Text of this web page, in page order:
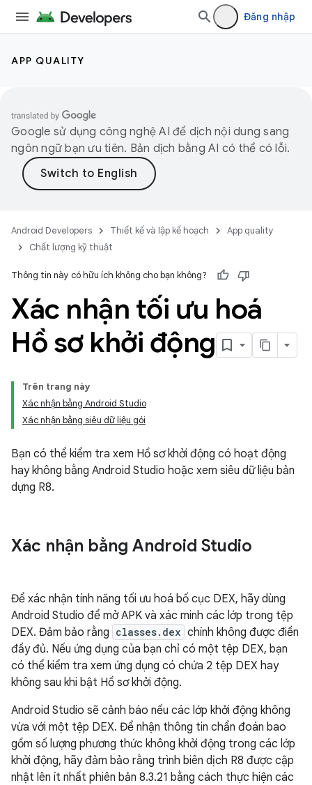
Đăng nhập
APP QUALITY
Google sử dụng công nghệ AI để dịch nội dung sang
ngôn ngữ bạn ưu tiên. Bản dịch bằng AI có thể có lỗi.
Android Developers Thiết kế và lập kế hoạch
App quality
Chất lượng kỹ thuật
Thông tin này có hữu ích không cho bạn không?
Xác nhận tối ưu hoá
Hồ sơ khởi động
Trên trang này
Xác nhận bằng Android Studio
Xác nhận bằng siêu dữ liệu gói
Bạn có thể kiểm tra xem Hồ sơ khởi động có hoạt động
hay không bằng Android Studio hoặc xem siêu dữ liệu bản
dựng R8.
Xác nhận bằng Android Studio
Để xác nhận tính năng tối ưu hoá bố cục DEX, hãy dùng
Android Studio để mở APK và xác minh các lớp trong tệp
DEX. Đảm bảo rằng classes.dex chính không được điền
đầy đủ. Nếu ứng dụng của bạn chỉ có một tệp DEX, bạn
có thể kiểm tra xem ứng dụng có chứa 2 tệp DEX hay
không sau khi bật Hồ sơ khởi động.
Android Studio sẽ cảnh báo nếu các lớp khởi động không
vừa với một tệp DEX. Để nhận thông tin chẩn đoán bao
gồm số lượng phương thức không khởi động trong các lớp
khởi động, hãy đảm bảo rằng trình biên dịch R8 được cập
nhật lên ít nhất phiên bản 8.3.21 bằng cách thực hiện các